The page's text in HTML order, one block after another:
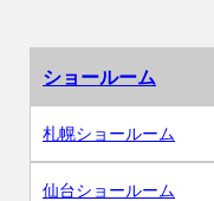
ショールーム
札幌ショールーム
仙台ショールーム